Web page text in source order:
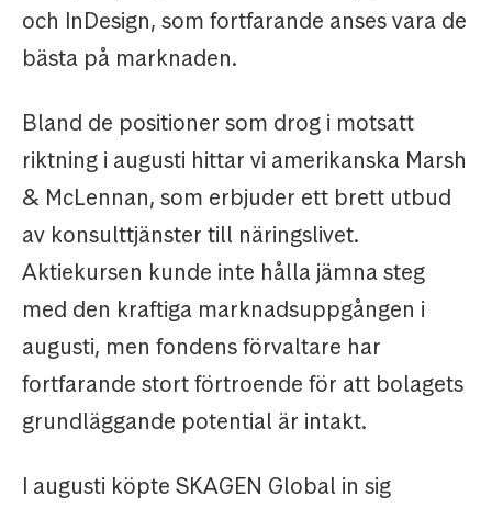
och InDesign, som fortfarande anses vara de
bästa på marknaden.
Bland de positioner som drog i motsatt
riktning i augusti hittar vi amerikanska Marsh
& McLennan, som erbjuder ett brett utbud
av konsulttjänster till näringslivet.
Aktiekursen kunde inte hålla jämna steg
med den kraftiga marknadsuppgången i
augusti, men fondens förvaltare har
fortfarande stort förtroende för att bolagets
grundläggande potential är intakt.
I augusti köpte SKAGEN Global in sig